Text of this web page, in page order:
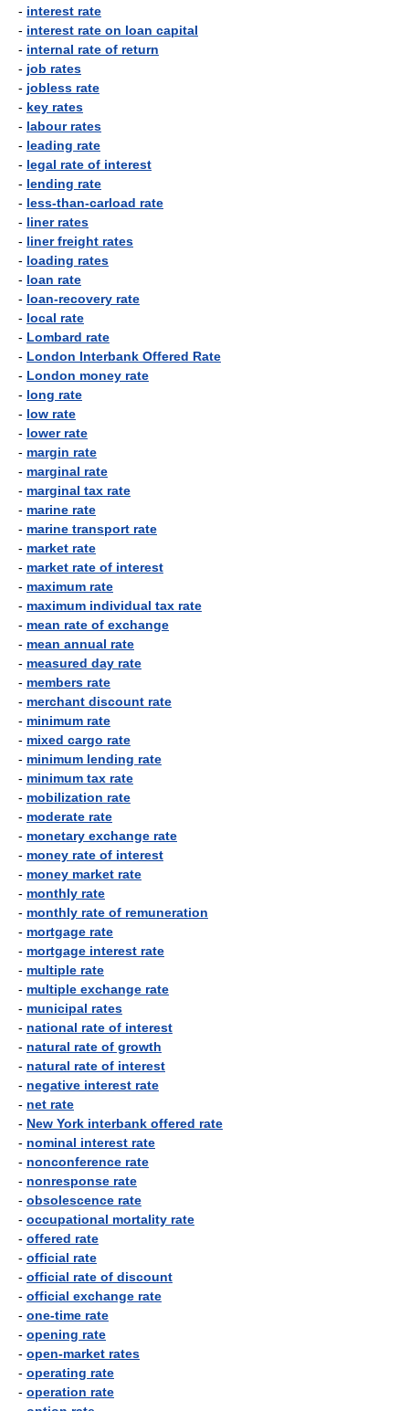
- interest rate
- interest rate on loan capital
- internal rate of return
- job rates
- jobless rate
- key rates
- labour rates
- leading rate
- legal rate of interest
- lending rate
- less-than-carload rate
- liner rates
- liner freight rates
- loading rates
- loan rate
- loan-recovery rate
- local rate
- Lombard rate
- London Interbank Offered Rate
- London money rate
- long rate
- low rate
- lower rate
- margin rate
- marginal rate
- marginal tax rate
- marine rate
- marine transport rate
- market rate
- market rate of interest
- maximum rate
- maximum individual tax rate
- mean rate of exchange
- mean annual rate
- measured day rate
- members rate
- merchant discount rate
- minimum rate
- mixed cargo rate
- minimum lending rate
- minimum tax rate
- mobilization rate
- moderate rate
- monetary exchange rate
- money rate of interest
- money market rate
- monthly rate
- monthly rate of remuneration
- mortgage rate
- mortgage interest rate
- multiple rate
- multiple exchange rate
- municipal rates
- national rate of interest
- natural rate of growth
- natural rate of interest
- negative interest rate
- net rate
- New York interbank offered rate
- nominal interest rate
- nonconference rate
- nonresponse rate
- obsolescence rate
- occupational mortality rate
- offered rate
- official rate
- official rate of discount
- official exchange rate
- one-time rate
- opening rate
- open-market rates
- operating rate
- operation rate